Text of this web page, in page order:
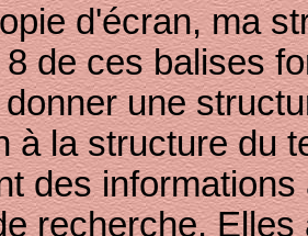
d'écran, ma
de ces balises
une
à la structure du
des
recherche.